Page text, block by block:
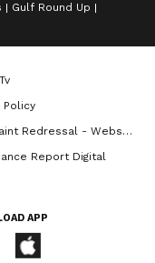
Gulf Round Up
Policy
Redressal - Website
Report Digital
APP